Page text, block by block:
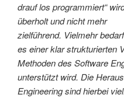
drauf los programmiert“
überholt und nicht mehr
zielführend. Vielmehr bedarf
es einer klar strukturierten
Methoden des Software
unterstützt wird. Die
Engineering sind hierbei